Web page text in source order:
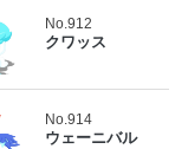
No.912
クワッス
No.914
ウェーニバル